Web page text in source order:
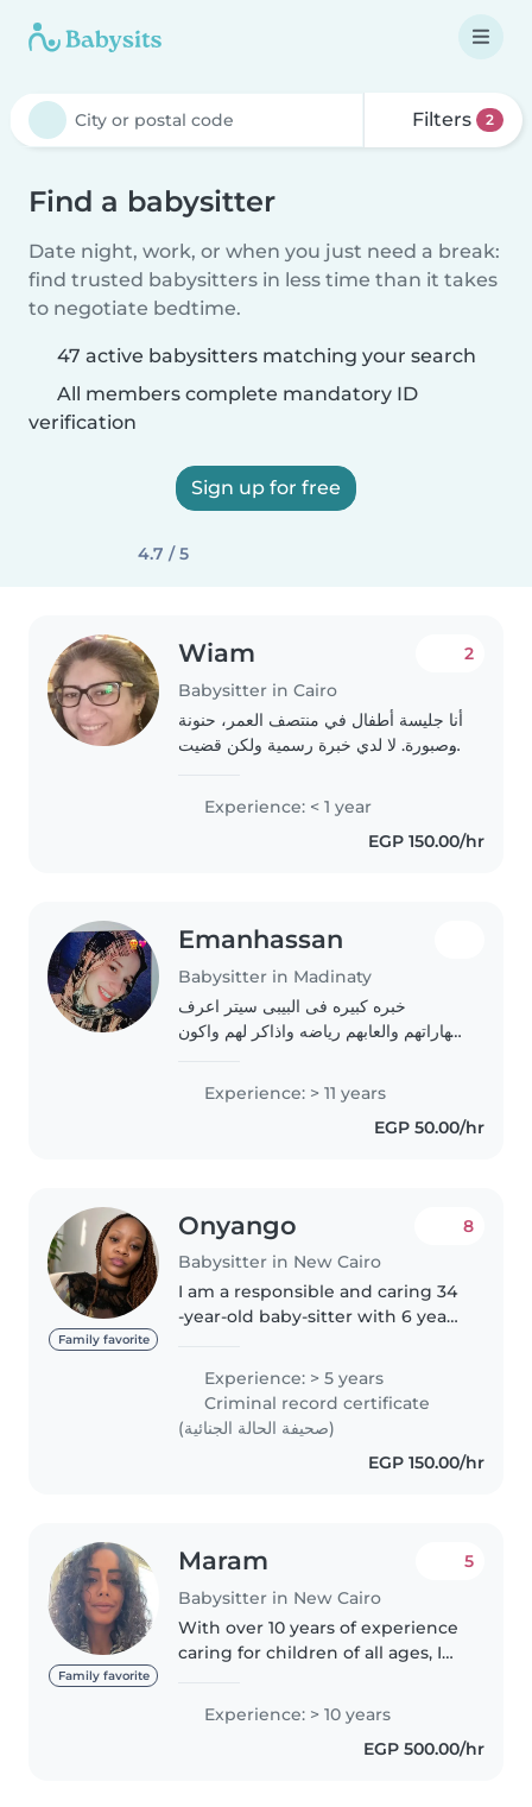
Filters 2
Find a babysitter
Date night, work, or when you just need a break:
find trusted babysitters in less time than it takes
to negotiate bedtime.
47 active babysitters matching your search
All members complete mandatory ID
verification
Sign up for free
4.7 / 5
Wiam
Babysitter in Cairo
2
أنا جليسة أطفال في منتصف العمر، حنونة
وصبورة. لا لدي خبرة رسمية ولكن قضيت
السنوات الماضية. أنا أحب التعامل مع
الأطفال من جميع الأعمار - من الرضع
Experience: < 1 year
EGP 150.00/hr
Emanhassan
Babysitter in Madinaty
خبره كبيره فى البيبى سيتر اعرف
مهاراتهم والعابهم رياضه واذاكر لهم واكون
وصبوره جدا وبحب الاطفال 🤍🤍🤍🤍🤍
Experience: > 11 years
EGP 50.00/hr
Family favorite
Onyango
Babysitter in New Cairo
8
I am a responsible and caring 34
-year-old baby-sitter with 6 years
preschoolers,including those
with special needs in speech
disorder. I am Fluent in..
Experience: > 5 years
Criminal record certificate
(صحيفة الحالة الجنائية)
EGP 150.00/hr
Family favorite
Maram
Babysitter in New Cairo
5
With over 10 years of experience
caring for children of all ages, I
and a warm, nurturing approach
to my work. I'm comfortable
with pets and can assist..
Experience: > 10 years
EGP 500.00/hr